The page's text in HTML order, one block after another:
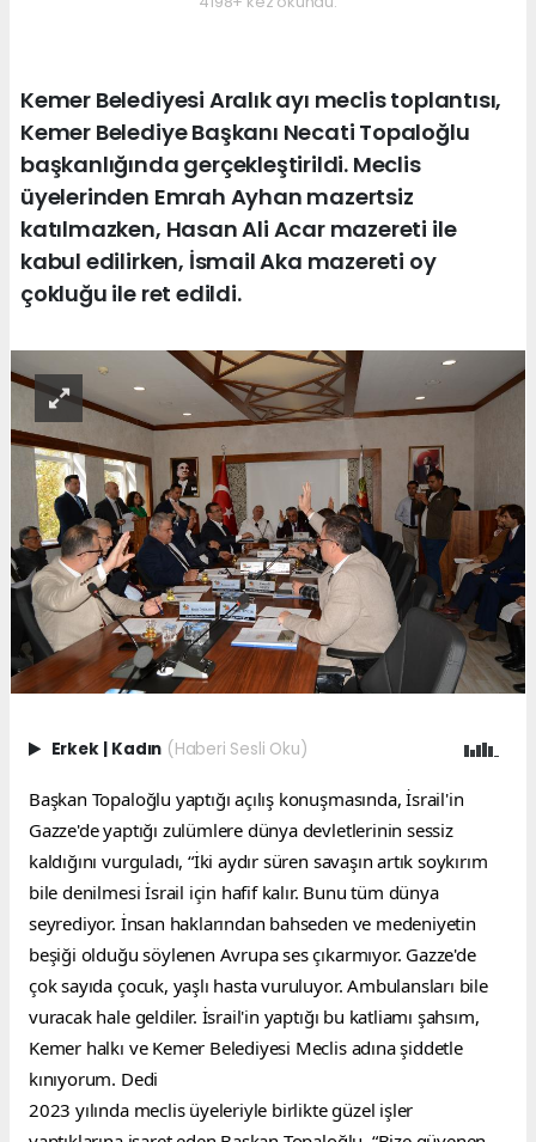
Kemer Belediyesi Aralık ayı meclis toplantısı,
Kemer Belediye Başkanı Necati Topaloğlu
başkanlığında gerçekleştirildi. Meclis
üyelerinden Emrah Ayhan mazertsiz
katılmazken, Hasan Ali Acar mazereti ile
kabul edilirken, İsmail Aka mazereti oy
çokluğu ile ret edildi.
Erkek | Kadın (Haberi Sesli Oku)
Başkan Topaloğlu yaptığı açılış konuşmasında, İsrail'in
Gazze'de yaptığı zulümlere dünya devletlerinin sessiz
kaldığını vurguladı, “İki aydır süren savaşın artık soykırım
bile denilmesi İsrail için hafif kalır. Bunu tüm dünya
seyrediyor. İnsan haklarından bahseden ve medeniyetin
beşiği olduğu söylenen Avrupa ses çıkarmıyor. Gazze'de
çok sayıda çocuk, yaşlı hasta vuruluyor. Ambulansları bile
vuracak hale geldiler. İsrail'in yaptığı bu katliamı şahsım,
Kemer halkı ve Kemer Belediyesi Meclis adına şiddetle
kınıyorum. Dedi
2023 yılında meclis üyeleriyle birlikte güzel işler